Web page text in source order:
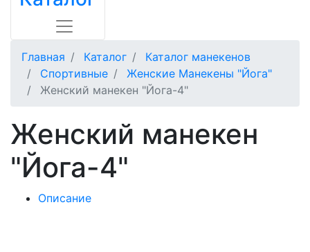
Главная Каталог
Каталог манекенов
Спортивные
Женские Манекены "Йога"
Женский манекен "Йога-4"
Женский манекен
"Йога-4"
Описание